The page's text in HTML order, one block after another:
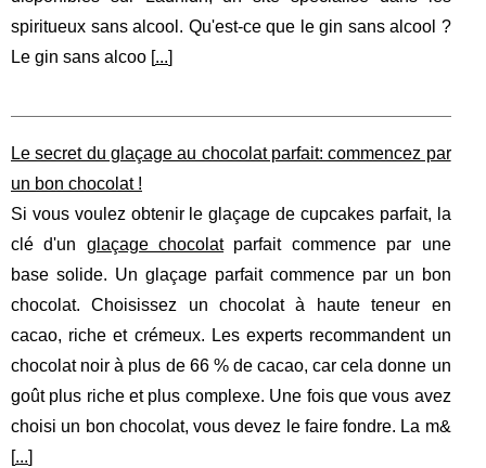
spiritueux sans alcool. Qu'est-ce que le gin sans alcool ?
Le gin sans alcoo [...]
Le secret du glaçage au chocolat parfait: commencez par
un bon chocolat !
Si vous voulez obtenir le glaçage de cupcakes parfait, la
clé d'un glaçage chocolatparfait commence par une
base solide. Un glaçage parfait commence par un bon
chocolat. Choisissez un chocolat à haute teneur en
cacao, riche et crémeux. Les experts recommandent un
chocolat noir à plus de 66 % de cacao, car cela donne un
goût plus riche et plus complexe. Une fois que vous avez
choisi un bon chocolat, vous devez le faire fondre. La m&
[...]